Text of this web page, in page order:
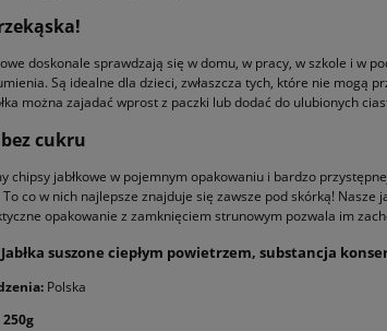
doskonale sprawdzają się w domu, w pracy, w szkole i w
Są idealne dla dzieci, zwłaszcza tych, które nie mogą
można zajadać wprost z paczki lub dodać do ulubionych
cukru
chipsy jabłkowe w pojemnym opakowaniu i bardzo
co w nich najlepsze znajduje się zawsze pod skórką!
opakowanie z zamknięciem strunowym pozwala im
suszone ciepłym powietrzem, substancja
Polska
250g